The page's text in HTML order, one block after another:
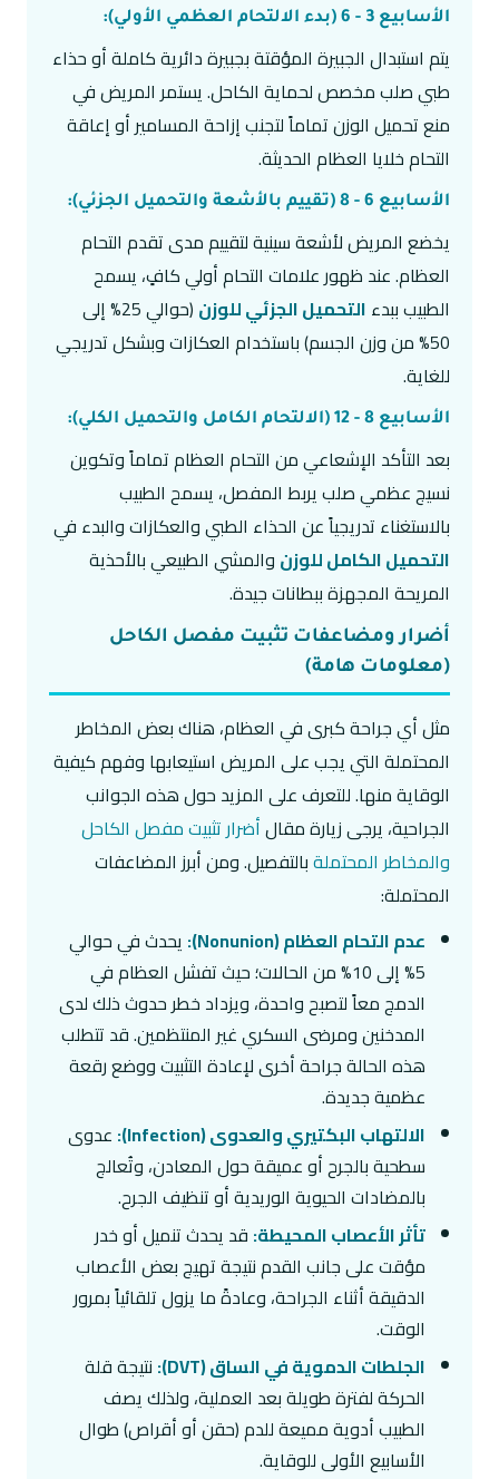
الأسابيع 3 - 6 (بدء الالتحام العظمي الأولي):
يتم استبدال الجبيرة المؤقتة بجبيرة دائرية كاملة أو حذاء
طبي صلب مخصص لحماية الكاحل. يستمر المريض في
منع تحميل الوزن تماماً لتجنب إزاحة المسامير أو إعاقة
التحام خلايا العظام الحديثة.
الأسابيع 6 - 8 (تقييم بالأشعة والتحميل الجزئي):
يخضع المريض لأشعة سينية لتقييم مدى تقدم التحام
العظام. عند ظهور علامات التحام أولي كافٍ، يسمح
الطبيب ببدء التحميل الجزئي للوزن
(حوالي 25% إلى
50% من وزن الجسم) باستخدام العكازات وبشكل تدريجي
للغاية.
الأسابيع 8 - 12 (الالتحام الكامل والتحميل الكلي):
بعد التأكد الإشعاعي من التحام العظام تماماً وتكوين
نسيج عظمي صلب يربط المفصل، يسمح الطبيب
بالاستغناء تدريجياً عن الحذاء الطبي والعكازات والبدء في
التحميل الكامل للوزن والمشي الطبيعي بالأحذية
المريحة المجهزة ببطانات جيدة.
أضرار ومضاعفات تثبيت مفصل الكاحل
(معلومات هامة)
مثل أي جراحة كبرى في العظام، هناك بعض المخاطر
المحتملة التي يجب على المريض استيعابها وفهم كيفية
الوقاية منها. للتعرف على المزيد حول هذه الجوانب
الجراحية، يرجى زيارة مقالأضرار تثبيت مفصل الكاحل
والمخاطر المحتملةبالتفصيل. ومن أبرز المضاعفات
المحتملة:
عدم التحام العظام (Nonunion):
يحدث في حوالي
5% إلى 10% من الحالات؛ حيث تفشل العظام في
الدمج معاً لتصبح واحدة، ويزداد خطر حدوث ذلك لدى
المدخنين ومرضى السكري غير المنتظمين. قد تتطلب
هذه الحالة جراحة أخرى لإعادة التثبيت ووضع رقعة
عظمية جديدة.
الالتهاب البكتيري والعدوى (Infection):
عدوى
سطحية بالجرح أو عميقة حول المعادن، وتُعالج
بالمضادات الحيوية الوريدية أو تنظيف الجرح.
تأثر الأعصاب المحيطة: قد يحدث تنميل أو خدر
مؤقت على جانب القدم نتيجة تهيج بعض الأعصاب
الدقيقة أثناء الجراحة، وعادةً ما يزول تلقائياً بمرور
الوقت.
الجلطات الدموية في الساق (DVT):
نتيجة قلة
الحركة لفترة طويلة بعد العملية، ولذلك يصف
الطبيب أدوية مميعة للدم (حقن أو أقراص) طوال
الأسابيع الأولى للوقاية.